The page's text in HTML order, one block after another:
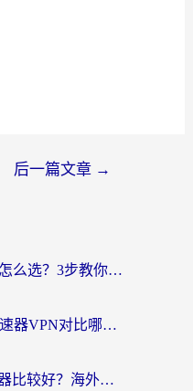
后一篇文章 →
从墨西哥回国内的VPN怎么选？3步教你无缝刷剧、玩国服游戏
ChickCN VPN和番茄加速器VPN对比哪个回国效果更好？海外党亲测后的真实答案
在国外用什么网络加速器比较好？海外党亲测：从痛点到解决方案的全攻略